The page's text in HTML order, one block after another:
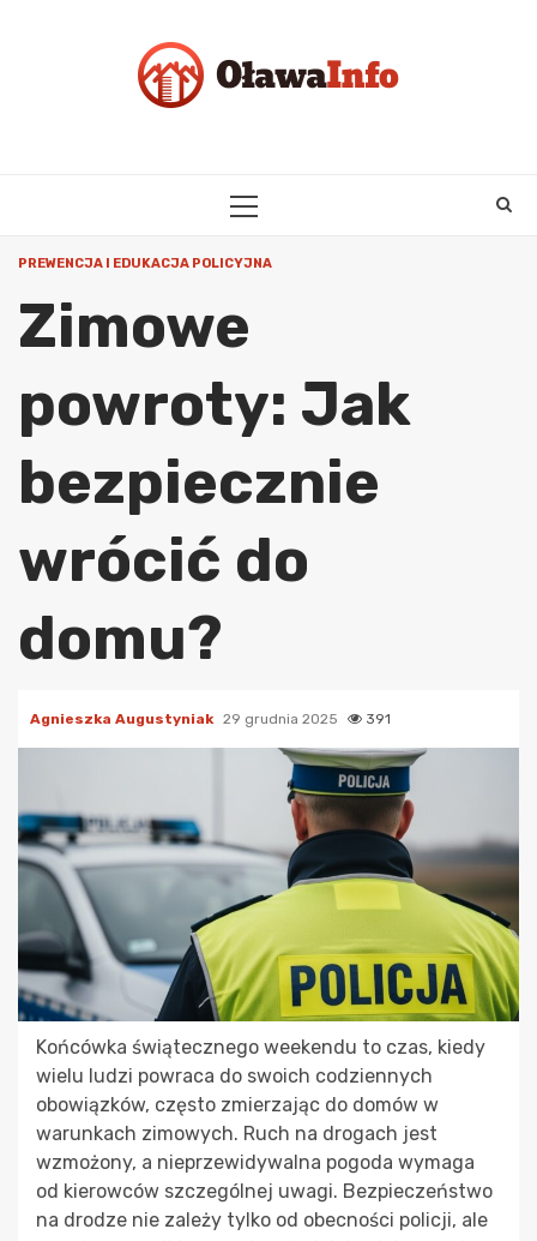
PRIMARY
PREWENCJA I EDUKACJA POLICYJNA
Zimowe
powroty: Jak
bezpiecznie
wrócić do
domu?
Agnieszka Augustyniak 29 grudnia 2025 391
Końcówka świątecznego weekendu to czas, kiedy
wielu ludzi powraca do swoich codziennych
obowiązków, często zmierzając do domów w
warunkach zimowych. Ruch na drogach jest
wzmożony, a nieprzewidywalna pogoda wymaga
od kierowców szczególnej uwagi. Bezpieczeństwo
na drodze nie zależy tylko od obecności policji, ale